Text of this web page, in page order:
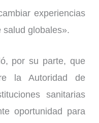
experiencias
salud globales».
por su parte, que
la Autoridad de
sanitarias
oportunidad para